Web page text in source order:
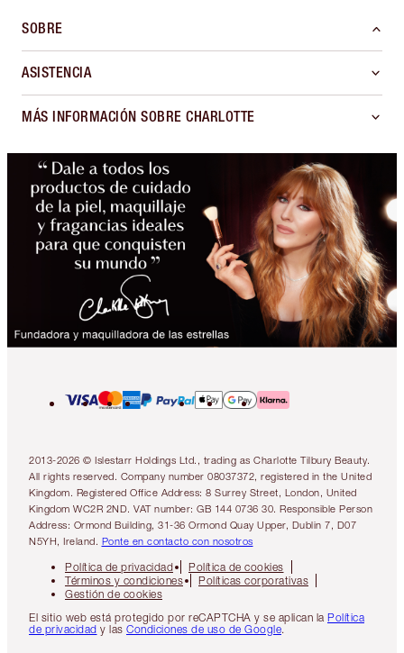
SOBRE
ASISTENCIA
MÁS INFORMACIÓN SOBRE CHARLOTTE
2013-2026 © Islestarr Holdings Ltd., trading as Charlotte Tilbury Beauty.
All rights reserved. Company number 08037372, registered in the United
Kingdom. Registered Office Address: 8 Surrey Street, London, United
Kingdom WC2R 2ND. VAT number: GB 144 0736 30. Responsible Person
Address: Ormond Building, 31-36 Ormond Quay Upper, Dublin 7, D07
N5YH, Ireland. Ponte en contacto con nosotros
Política de privacidad
Política de cookies
Términos y condiciones
Políticas corporativas
Gestión de cookies
El sitio web está protegido por reCAPTCHA y se aplican la Política
de privacidad y las Condiciones de uso de Google.